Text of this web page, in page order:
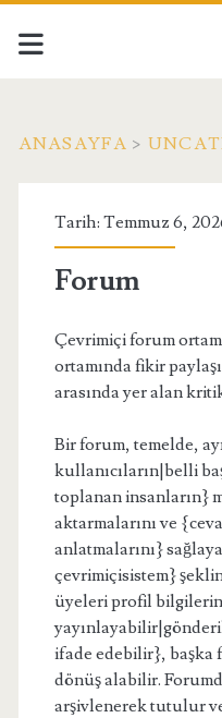
ANASAYFA >
Tarih: Temmuz 6,
Forum
Çevrimiçi forum
ortamında fikir
arasında yer alan
Bir forum, temelde,
kullanıcıların|belli
toplanan insanların}
aktarmalarını ve
anlatmalarını}
çevrimiçisistem}
üyeleri profil
ifade edebilir}, başka
dönüş alabilir.
arşivlenerek tutulur